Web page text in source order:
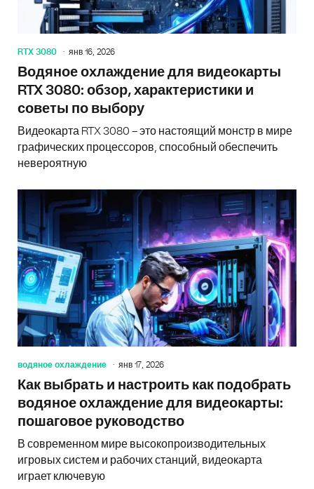
RTX 3080 янв 16, 2026
Водяное охлаждение для видеокарты
RTX 3080: обзор, характеристики и
советы по выбору
Видеокарта RTX 3080 – это настоящий монстр в мире
графических процессоров, способный обеспечить
невероятную
водяное охлаждение янв 17, 2026
Как выбрать и настроить как подобрать
водяное охлаждение для видеокарты:
пошаговое руководство
В современном мире высокопроизводительных
игровых систем и рабочих станций, видеокарта
играет ключевую